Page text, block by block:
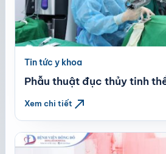
Tin tức y khoa
Phẫu thuật đục thủy tinh
Xem chi tiết north_east